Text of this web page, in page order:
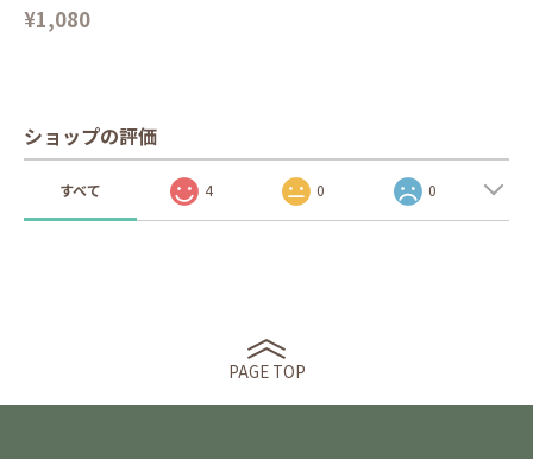
¥1,080
ショップの評価
すべて 4 0 0
PAGE TOP